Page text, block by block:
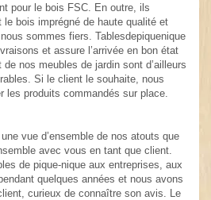
pour le bois FSC. En outre, ils
bois imprégné de haute qualité et
sommes fiers. Tablesdepiquenique
et assure l’arrivée en bon état
nos meubles de jardin sont d’ailleurs
Si le client le souhaite, nous
les produits commandés sur place.
vue d’ensemble de nos atouts que
avec vous en tant que client.
de pique-nique aux entreprises, aux
quelques années et nous avons
curieux de connaître son avis. Le